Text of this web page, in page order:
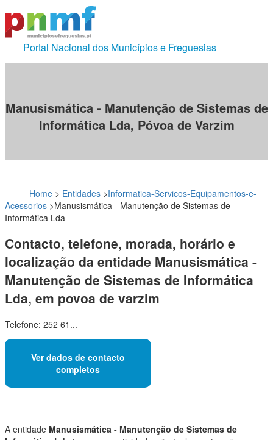
Portal Nacional dos Municípios e Freguesias
Manusismática - Manutenção de Sistemas de
Informática Lda, Póvoa de Varzim
Home > Entidades >Informatica-Servicos-Equipamentos-e-
Acessorios >Manusismática - Manutenção de Sistemas de
Informática Lda
Contacto, telefone, morada, horário e
localização da entidade Manusismática -
Manutenção de Sistemas de Informática
Lda, em povoa de varzim
Telefone: 252 61...
Ver dados de contacto
completos
A entidade Manusismática - Manutenção de Sistemas de